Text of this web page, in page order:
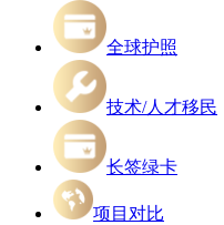
全球护照
技术/人才移民
长签绿卡
项目对比